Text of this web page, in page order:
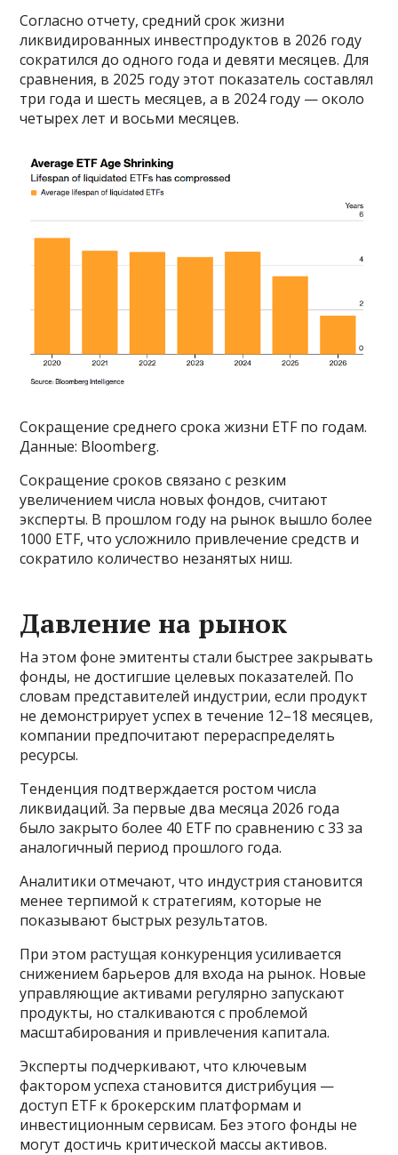
Согласно отчету, средний срок жизни
ликвидированных инвестпродуктов в 2026 году
сократился до одного года и девяти месяцев. Для
сравнения, в 2025 году этот показатель составлял
три года и шесть месяцев, а в 2024 году — около
четырех лет и восьми месяцев.
Сокращение среднего срока жизни ETF по годам.
Данные: Bloomberg.
Сокращение сроков связано с резким
увеличением числа новых фондов, считают
эксперты. В прошлом году на рынок вышло более
1000 ETF, что усложнило привлечение средств и
сократило количество незанятых ниш.
Давление на рынок
На этом фоне эмитенты стали быстрее закрывать
фонды, не достигшие целевых показателей. По
словам представителей индустрии, если продукт
не демонстрирует успех в течение 12–18 месяцев,
компании предпочитают перераспределять
ресурсы.
Тенденция подтверждается ростом числа
ликвидаций. За первые два месяца 2026 года
было закрыто более 40 ETF по сравнению с 33 за
аналогичный период прошлого года.
Аналитики отмечают, что индустрия становится
менее терпимой к стратегиям, которые не
показывают быстрых результатов.
При этом растущая конкуренция усиливается
снижением барьеров для входа на рынок. Новые
управляющие активами регулярно запускают
продукты, но сталкиваются с проблемой
масштабирования и привлечения капитала.
Эксперты подчеркивают, что ключевым
фактором успеха становится дистрибуция —
доступ ETF к брокерским платформам и
инвестиционным сервисам. Без этого фонды не
могут достичь критической массы активов.